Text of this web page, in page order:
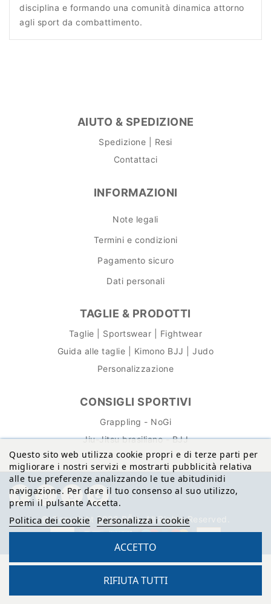
disciplina e formando una comunità dinamica attorno
agli sport da combattimento.
AIUTO & SPEDIZIONE
Spedizione | Resi
Contattaci
INFORMAZIONI
Note legali
Termini e condizioni
Pagamento sicuro
Dati personali
TAGLIE & PRODOTTI
Taglie | Sportswear | Fightwear
Guida alle taglie | Kimono BJJ | Judo
Personalizzazione
CONSIGLI SPORTIVI
Grappling - NoGi
Jiu-Jitsu brasiliano - BJJ
Questo sito web utilizza cookie propri e di terze parti per
migliorare i nostri servizi e mostrarti pubblicità relativa
alle tue preferenze analizzando le tue abitudinidi
navigazione. Per dare il tuo consenso al suo utilizzo,
premi il pulsante Accetta.
Politica dei cookie Personalizza i cookie
RIFIUTA TUTTI
ACCETTO
© Copyright 2026 BŌA. All Rights Reserved.